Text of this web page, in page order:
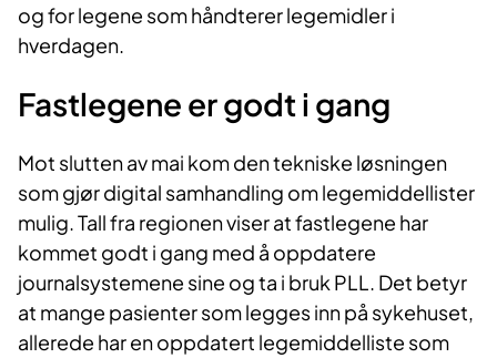
og for legene som håndterer legemidler i
hverdagen.
Fastlegene er godt i gang
Mot slutten av mai kom den tekniske løsningen
som gjør digital samhandling om legemiddellister
mulig. Tall fra regionen viser at fastlegene har
kommet godt i gang med å oppdatere
journalsystemene sine og ta i bruk PLL. Det betyr
at mange pasienter som legges inn på sykehuset,
allerede har en oppdatert legemiddelliste som